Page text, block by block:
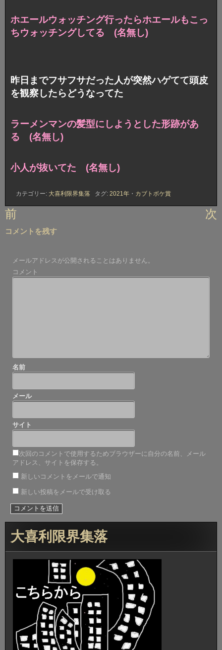
ホエールウォッチング行ったらホエールもこっ
ちウォッチングしてる (名無し)
昨日までフサフサだった人が突然ハゲてて頭皮
を観察したらどうなってた
ラーメンマンの髪型にしようとした形跡があ
る (名無し)
小人が抜いてた (名無し)
カテゴリー: 大喜利限界集落 タグ: 2021年 ・ カブトボケ賞
投
ナ
ゲ
ー
前 次
コメントを残す
メールアドレスが公開されることはありません。
コメント
名前
メール
サイト
次回のコメントで使用するためブラウザーに自分の名前、メール
アドレス、サイトを保存する。
新しいコメントをメールで通知
新しい投稿をメールで受け取る
大喜利限界集落